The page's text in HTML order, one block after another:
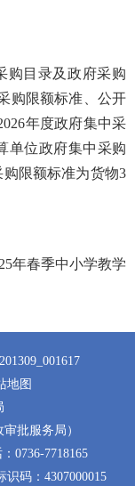
购目录及政府采购
购限额标准、公开
年度政府集中采
单位政府集中采购
限额标准为货物3
年春季中小学教学
地图
批服务局）
0736-7718165
识码：4307000015